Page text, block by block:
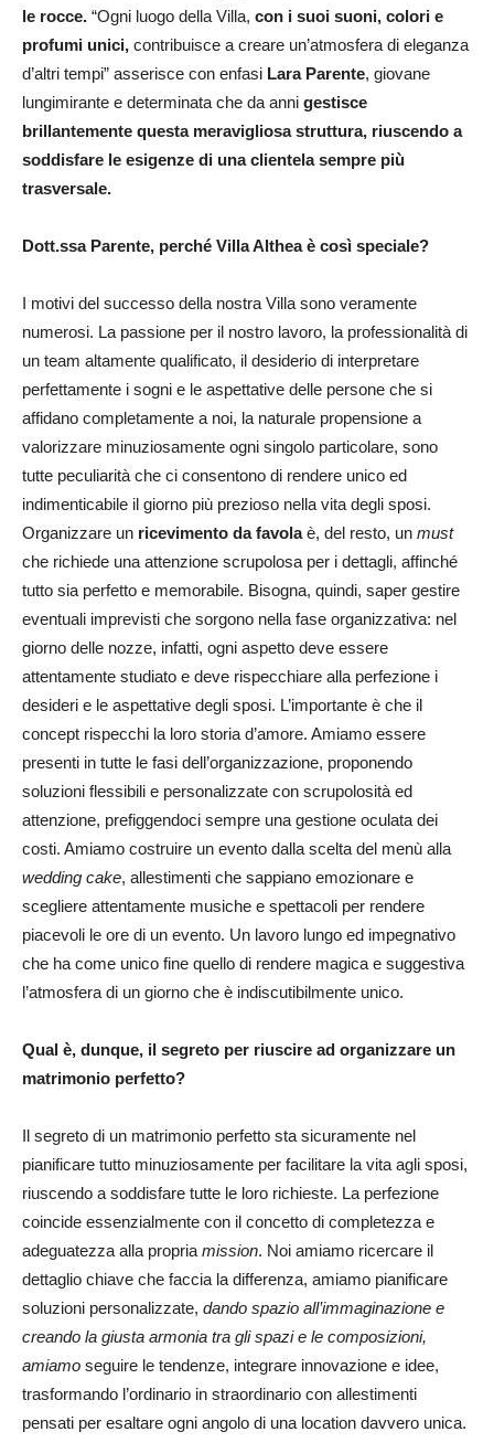
le rocce. “Ogni luogo della Villa, con i suoi suoni, colori e
profumi unici, contribuisce a creare un’atmosfera di eleganza
d’altri tempi” asserisce con enfasi Lara Parente, giovane
lungimirante e determinata che da anni gestisce
brillantemente questa meravigliosa struttura, riuscendo a
soddisfare le esigenze di una clientela sempre più
trasversale.
Dott.ssa Parente, perché Villa Althea è così speciale?
I motivi del successo della nostra Villa sono veramente
numerosi. La passione per il nostro lavoro, la professionalità di
un team altamente qualificato, il desiderio di interpretare
perfettamente i sogni e le aspettative delle persone che si
affidano completamente a noi, la naturale propensione a
valorizzare minuziosamente ogni singolo particolare, sono
tutte peculiarità che ci consentono di rendere unico ed
indimenticabile il giorno più prezioso nella vita degli sposi.
Organizzare un ricevimento da favolaè, del resto, un must
che richiede una attenzione scrupolosa per i dettagli, affinché
tutto sia perfetto e memorabile. Bisogna, quindi, saper gestire
eventuali imprevisti che sorgono nella fase organizzativa: nel
giorno delle nozze, infatti, ogni aspetto deve essere
attentamente studiato e deve rispecchiare alla perfezione i
desideri e le aspettative degli sposi. L’importante è che il
concept rispecchi la loro storia d’amore. Amiamo essere
presenti in tutte le fasi dell’organizzazione, proponendo
soluzioni flessibili e personalizzate con scrupolosità ed
attenzione, prefiggendoci sempre una gestione oculata dei
costi. Amiamo costruire un evento dalla scelta del menù alla
wedding cake, allestimenti che sappiano emozionare e
scegliere attentamente musiche e spettacoli per rendere
piacevoli le ore di un evento. Un lavoro lungo ed impegnativo
che ha come unico fine quello di rendere magica e suggestiva
l’atmosfera di un giorno che è indiscutibilmente unico.
Qual è, dunque, il segreto per riuscire ad organizzare un
matrimonio perfetto?
Il segreto di un matrimonio perfetto sta sicuramente nel
pianificare tutto minuziosamente per facilitare la vita agli sposi,
riuscendo a soddisfare tutte le loro richieste. La perfezione
coincide essenzialmente con il concetto di completezza e
adeguatezza alla propria mission. Noi amiamo ricercare il
dettaglio chiave che faccia la differenza, amiamo pianificare
soluzioni personalizzate, dando spazio all’immaginazione e
creando la giusta armonia tra gli spazi e le composizioni,
amiamo seguire le tendenze, integrare innovazione e idee,
trasformando l’ordinario in straordinario con allestimenti
pensati per esaltare ogni angolo di una location davvero unica.